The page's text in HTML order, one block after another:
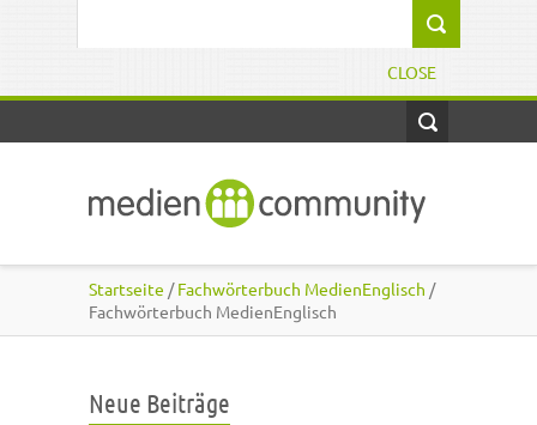
CLOSE
Startseite /Fachwörterbuch MedienEnglisch /
Fachwörterbuch MedienEnglisch
Neue Beiträge